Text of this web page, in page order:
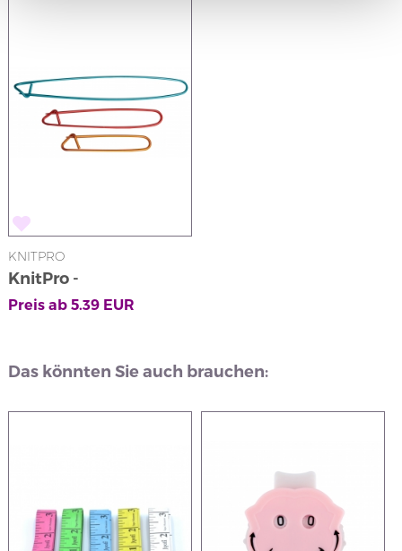
KNITPRO
KnitPro -
Maschenhalter
Preis ab 5.39EUR
Das könnten Sie auch brauchen: